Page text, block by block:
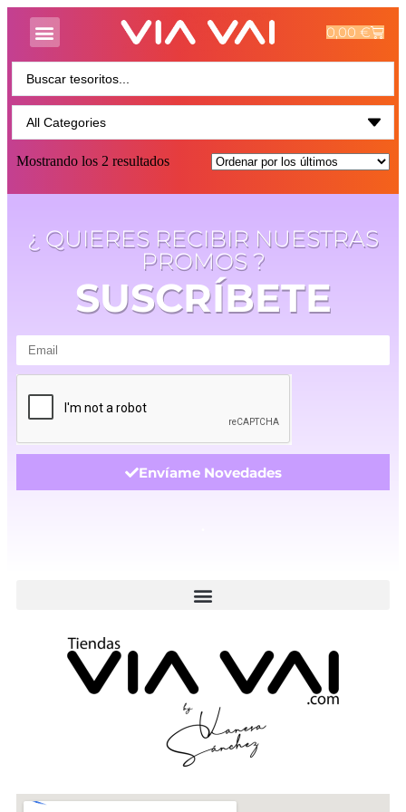
0,00€
Mostrando los 2 resultados
¿ QUIERES RECIBIR NUESTRAS
PROMOS ?
SUSCRÍBETE
Envíame Novedades